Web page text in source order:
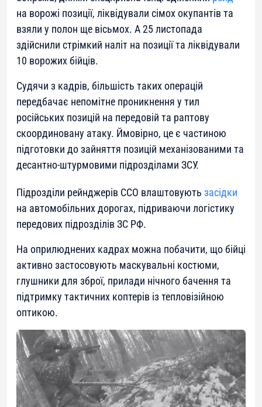
на ворожі позиції, ліквідували сімох окупантів та
взяли у полон ще вісьмох. А 25 листопада
здійснили стрімкий наліт на позиції та ліквідували
10 ворожих бійців.
Судячи з кадрів, більшість таких операцій
передбачає непомітне проникнення у тил
російських позицій на передовій та раптову
скоординовану атаку. Ймовірно, це є частиною
підготовки до зайняття позицій механізованими та
десантно-штурмовими підрозділами ЗСУ.
Підрозділи рейнджерів ССО влаштовують засідки
на автомобільних дорогах, підриваючи логістику
передових підрозділів ЗС РФ.
На оприлюднених кадрах можна побачити, що бійці
активно застосовують маскувальні костюми,
глушники для зброї, прилади нічного бачення та
підтримку тактичних коптерів із тепловізійною
оптикою.